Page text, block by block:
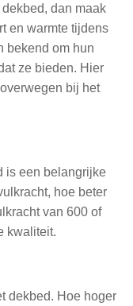
dan maak
en warmte tijdens
bekend om hun
ze bieden. Hier
bij het
is een belangrijke
hoe beter
van 600 of
kwaliteit.
dekbed. Hoe hoger